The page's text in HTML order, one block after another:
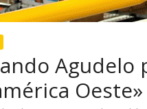
Agudelo
Oeste»